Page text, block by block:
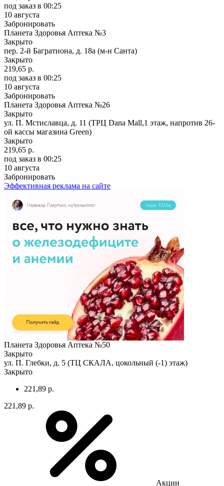
под заказ в 00:25
10 августа
Забронировать
Планета Здоровья Аптека №3
Закрыто
пер. 2-й Багратиона, д. 18а (м-н Санта)
Закрыто
219,65 р.
под заказ в 00:25
10 августа
Забронировать
Планета Здоровья Аптека №26
Закрыто
ул. П. Мстиславца, д. 11 (ТРЦ Dana Mall,1 этаж, напротив 26-
ой кассы магазина Green)
Закрыто
219,65 р.
под заказ в 00:25
10 августа
Забронировать
Эффективная реклама на сайте
Планета Здоровья Аптека №50
Закрыто
ул. П. Глебки, д. 5 (ТЦ СКАЛА, цокольный (-1) этаж)
Закрыто
221,89 р.
221,89 р.
Акции